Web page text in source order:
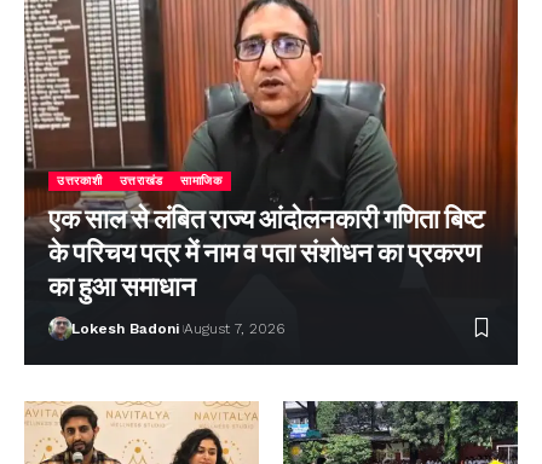
उत्तरकाशी उत्तराखंड सामाजिक
एक साल से लंबित राज्य आंदोलनकारी गणिता बिष्ट
के परिचय पत्र में नाम व पता संशोधन का प्रकरण
का हुआ समाधान
Lokesh Badoni August 7, 2026